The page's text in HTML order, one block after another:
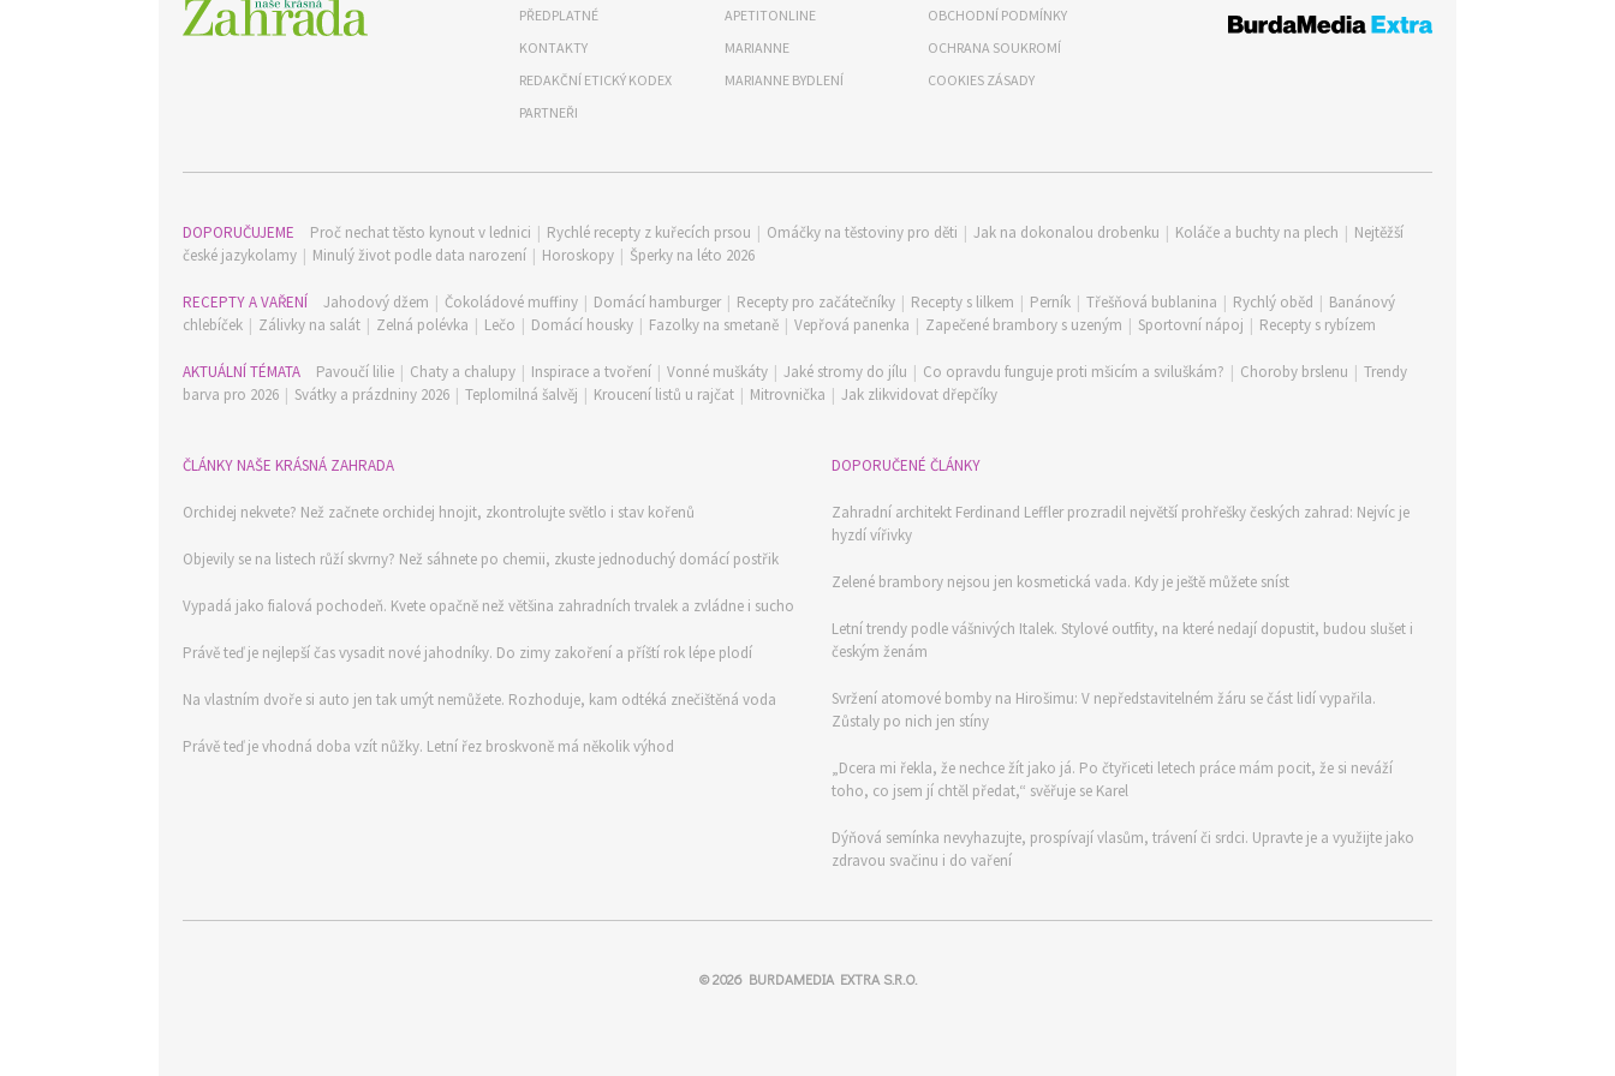
PŘEDPLATNÉ
KONTAKTY
REDAKČNÍ ETICKÝ KODEX
PARTNEŘI
APETITONLINE
MARIANNE
MARIANNE BYDLENÍ
OBCHODNÍ PODMÍNKY
OCHRANA SOUKROMÍ
COOKIES ZÁSADY
DOPORUČUJEME Proč nechat těsto kynout v lednici | Rychlé recepty z kuřecích prsou | Omáčky na těstoviny pro děti | Jak na dokonalou drobenku | Koláče a buchty na plech | Nejtěžší
české jazykolamy | Minulý život podle data narození | Horoskopy | Šperky na léto 2026
RECEPTY A VAŘENÍ Jahodový džem | Čokoládové muffiny | Domácí hamburger | Recepty pro začátečníky | Recepty s lilkem | Perník | Třešňová bublanina | Rychlý oběd | Banánový
chlebíček | Zálivky na salát | Zelná polévka | Lečo | Domácí housky | Fazolky na smetaně | Vepřová panenka | Zapečené brambory s uzeným | Sportovní nápoj | Recepty s rybízem
AKTUÁLNÍ TÉMATA Pavoučí lilie | Chaty a chalupy | Inspirace a tvoření | Vonné muškáty | Jaké stromy do jílu | Co opravdu funguje proti mšicím a sviluškám? | Choroby brslenu | Trendy
barva pro 2026 | Svátky a prázdniny 2026 | Teplomilná šalvěj | Kroucení listů u rajčat | Mitrovnička | Jak zlikvidovat dřepčíky
ČLÁNKY NAŠE KRÁSNÁ ZAHRADA
Orchidej nekvete? Než začnete orchidej hnojit, zkontrolujte světlo i stav kořenů
Objevily se na listech růží skvrny? Než sáhnete po chemii, zkuste jednoduchý domácí postřik
Vypadá jako fialová pochodeň. Kvete opačně než většina zahradních trvalek a zvládne i sucho
Právě teď je nejlepší čas vysadit nové jahodníky. Do zimy zakoření a příští rok lépe plodí
Na vlastním dvoře si auto jen tak umýt nemůžete. Rozhoduje, kam odtéká znečištěná voda
Právě teď je vhodná doba vzít nůžky. Letní řez broskvoně má několik výhod
DOPORUČENÉ ČLÁNKY
Zahradní architekt Ferdinand Leffler prozradil největší prohřešky českých zahrad: Nejvíc je
hyzdí vířivky
Zelené brambory nejsou jen kosmetická vada. Kdy je ještě můžete sníst
Letní trendy podle vášnivých Italek. Stylové outfity, na které nedají dopustit, budou slušet i
českým ženám
Svržení atomové bomby na Hirošimu: V nepředstavitelném žáru se část lidí vypařila.
Zůstaly po nich jen stíny
„Dcera mi řekla, že nechce žít jako já. Po čtyřiceti letech práce mám pocit, že si neváží
toho, co jsem jí chtěl předat,“ svěřuje se Karel
Dýňová semínka nevyhazujte, prospívají vlasům, trávení či srdci. Upravte je a využijte jako
zdravou svačinu i do vaření
© 2026 BURDAMEDIA EXTRA S.R.O.